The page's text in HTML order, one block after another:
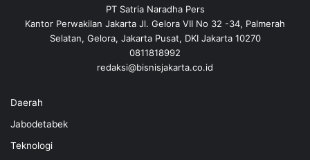
PT Satria Naradha Pers
Kantor Perwakilan Jakarta Jl. Gelora VII No 32 -34, Palmerah
Selatan, Gelora, Jakarta Pusat, DKI Jakarta 10270
0811818992
redaksi@bisnisjakarta.co.id
Daerah
Jabodetabek
Teknologi